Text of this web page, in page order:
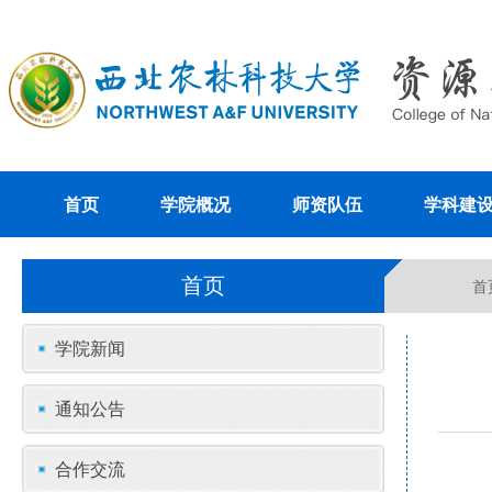
首页 学院概况 师资队伍 学科建
首页 首
学院新闻
通知公告
合作交流